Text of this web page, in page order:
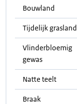
Bouwland
Tijdelijk grasland
Vlinderbloemig
gewas
Natte teelt
Braak